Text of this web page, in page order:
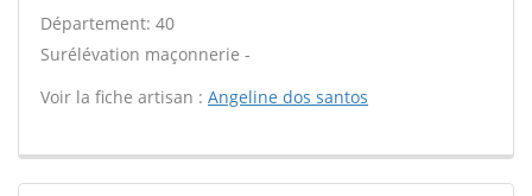
Département: 40
Surélévation maçonnerie -
Voir la fiche artisan : Angeline dos santos